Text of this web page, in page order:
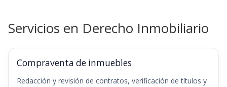
Servicios en Derecho Inmobiliario
Compraventa de inmuebles
Redacción y revisión de contratos, verificación de títulos y